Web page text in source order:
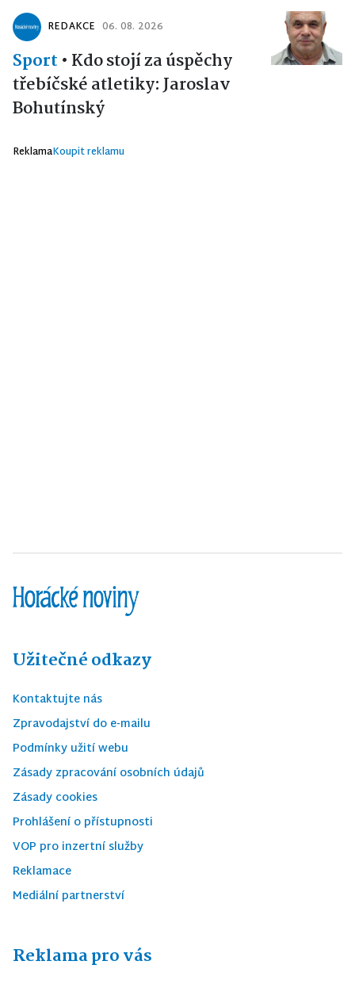
REDAKCE 06. 08. 2026
Sport • Kdo stojí za úspěchy
třebíčské atletiky: Jaroslav
Bohutínský
ReklamaKoupit reklamu
Užitečné odkazy
Kontaktujte nás
Zpravodajství do e-mailu
Podmínky užití webu
Zásady zpracování osobních údajů
Zásady cookies
Prohlášení o přístupnosti
VOP pro inzertní služby
Reklamace
Mediální partnerství
Reklama pro vás